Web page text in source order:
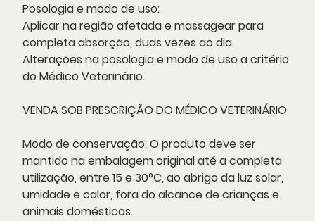
Posologia e modo de uso:
Aplicar na região afetada e massagear para
completa absorção, duas vezes ao dia.
Alterações na posologia e modo de uso a critério
do Médico Veterinário.
VENDA SOB PRESCRIÇÃO DO MÉDICO VETERINÁRIO
Modo de conservação:O produto deve ser
mantido na embalagem original até a completa
utilização, entre 15 e 30°C, ao abrigo da luz solar,
umidade e calor, fora do alcance de crianças e
animais domésticos.